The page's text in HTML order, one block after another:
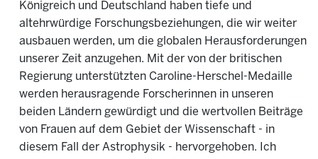
Königreich und Deutschland haben tiefe und
altehrwürdige Forschungsbeziehungen, die wir weiter
ausbauen werden, um die globalen Herausforderungen
unserer Zeit anzugehen. Mit der von der britischen
Regierung unterstützten Caroline-Herschel-Medaille
werden herausragende Forscherinnen in unseren
beiden Ländern gewürdigt und die wertvollen Beiträge
von Frauen auf dem Gebiet der Wissenschaft - in
diesem Fall der Astrophysik - hervorgehoben. Ich